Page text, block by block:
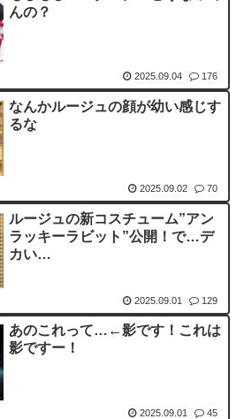
んの？
2025.09.04 176
なんかルージュの顔が幼い感じす
るな
2025.09.02 70
ルージュの新コスチューム”アン
ラッキーラビット”公開！で…デ
カい…
2025.09.01 129
あのこれって…←影です！これは
影ですー！
2025.09.01 45